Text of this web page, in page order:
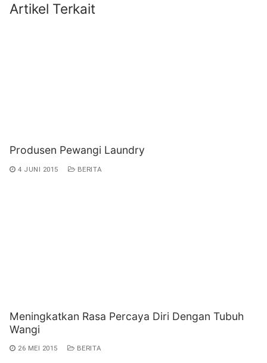
Artikel Terkait
Produsen Pewangi Laundry
4 JUNI 2015 BERITA
Meningkatkan Rasa Percaya Diri Dengan Tubuh
Wangi
26 MEI 2015 BERITA